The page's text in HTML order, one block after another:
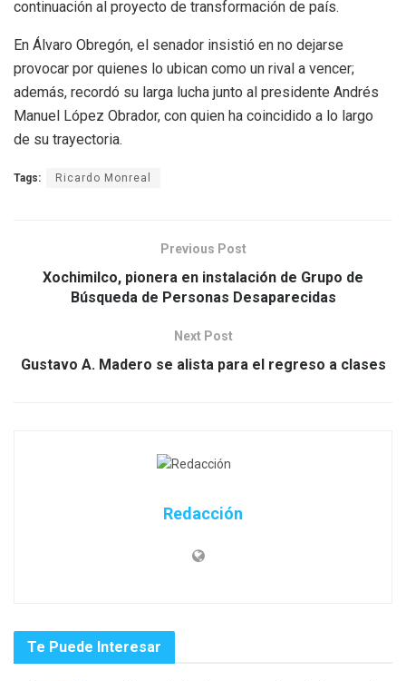
continuación al proyecto de transformación de país.
En Álvaro Obregón, el senador insistió en no dejarse
provocar por quienes lo ubican como un rival a vencer;
además, recordó su larga lucha junto al presidente Andrés
Manuel López Obrador, con quien ha coincidido a lo largo
de su trayectoria.
Tags: Ricardo Monreal
Previous Post
Xochimilco, pionera en instalación de Grupo de
Búsqueda de Personas Desaparecidas
Next Post
Gustavo A. Madero se alista para el regreso a clases
Redacción
Te Puede Interesar